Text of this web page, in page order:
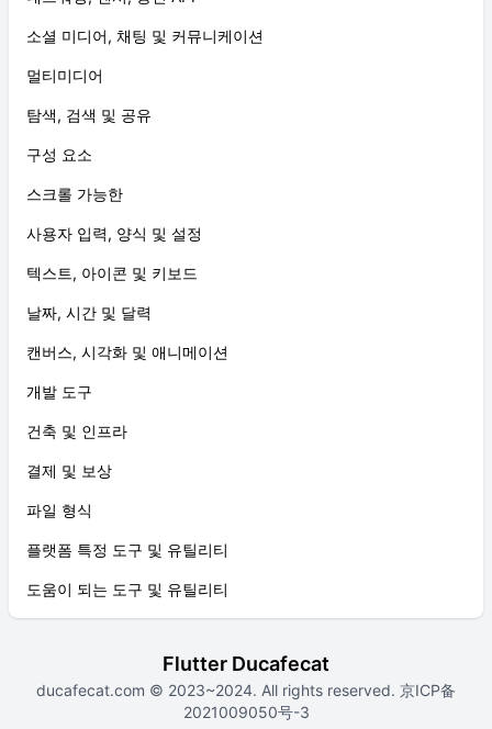
소셜 미디어, 채팅 및 커뮤니케이션
멀티미디어
탐색, 검색 및 공유
구성 요소
스크롤 가능한
사용자 입력, 양식 및 설정
텍스트, 아이콘 및 키보드
날짜, 시간 및 달력
캔버스, 시각화 및 애니메이션
개발 도구
건축 및 인프라
결제 및 보상
파일 형식
플랫폼 특정 도구 및 유틸리티
도움이 되는 도구 및 유틸리티
Flutter Ducafecat
ducafecat.com © 2023~2024. All rights reserved. 京ICP备
2021009050号-3